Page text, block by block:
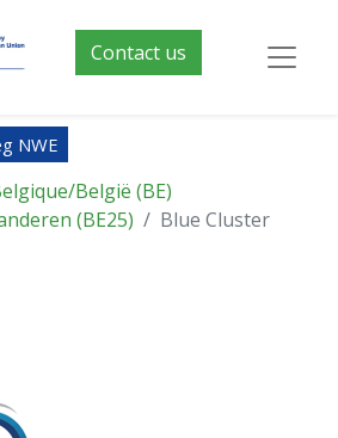
Contact us
NWE
België (BE)
(BE25)
Blue Cluster